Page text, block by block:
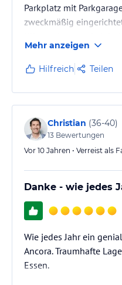
Parkplatz mit
zweckmäßig
Tolles Badezimmer mit
Renovierung dürfte
Essen lässt keine
was dabei. Die Familie
freundlich, präsent und
die Anliegen der Gäste.
Mehr anzeigen
Hilfreich Teilen
Christian (36-40)
13 Bewertungen
Vor 10 Jahren • Verreist als
Danke - wie jedes
Wie jedes Jahr ein
Ancora. Traumhafte
Essen.